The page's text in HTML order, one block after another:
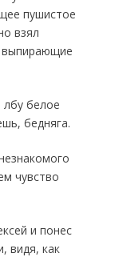
пушистое
взял
выпирающие
белое
бедняга.
чувство
и понес
видя, как